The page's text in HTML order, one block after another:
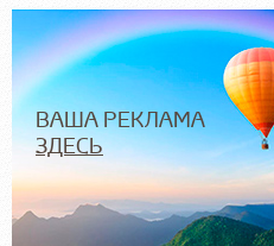
ВАША РЕКЛАМА
ЗДЕСЬ